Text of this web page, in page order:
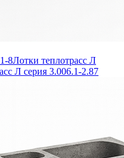
8Лотки теплотрасс Л
Л серия 3.006.1-2.87